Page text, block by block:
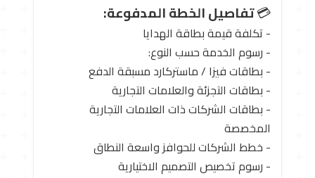
💳تفاصيل الخطة المدفوعة:
- تكلفة قيمة بطاقة الهدايا
- رسوم الخدمة حسب النوع:
- بطاقات فيزا / ماستركارد مسبقة الدفع
- بطاقات التجزئة والعلامات التجارية
- بطاقات الشركات ذات العلامات التجارية
المخصصة
- خطط الشركات للحوافز واسعة النطاق
- رسوم تخصيص التصميم الاختيارية